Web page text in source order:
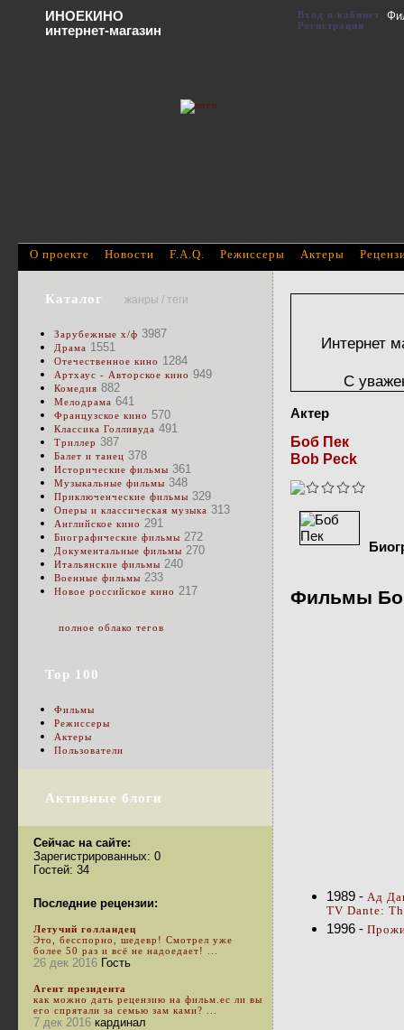
Интернет
С
Актер
Боб Пек
Bob Peck
Фильмы
1989 - Ад
TV Dante:
1996 -
Каталог жанры / теги
Зарубежные х/ф 3987
Драма 1551
Отечественное кино 1284
Артхаус - Авторское кино 949
Комедия 882
Мелодрама 641
Французское кино 570
Классика Голливуда 491
Триллер 387
Балет и танец 378
Исторические фильмы 361
Музыкальные фильмы 348
Приключенческие фильмы 329
Оперы и классическая музыка 313
Английское кино 291
Биографические фильмы 272
Документальные фильмы 270
Итальянские фильмы 240
Военные фильмы 233
Новое российское кино 217
полное облако тегов
Top 100
Фильмы
Режиссеры
Актеры
Пользователи
Активные блоги
Сейчас на сайте:
Зарегистрированных: 0
Гостей: 34
Последние рецензии:
Летучий голландец
Это, бесспорно, шедевр! Смотрел уже
более 50 раз и всё не надоедает! ...
26 дек 2016 Гость
Агент президента
как можно дать рецензию на фильм.ес ли вы
его спрятали за семью зам ками? ...
7 дек 2016 кардинал
О проекте Новости F.A.Q. Режиссеры Актеры
ИНОЕКИНО
интернет-магазин
Вход в кабинет
Регистрация